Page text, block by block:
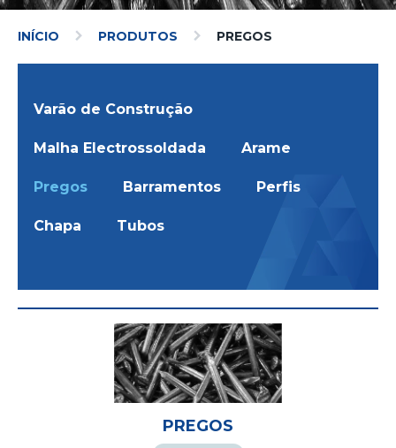
INÍCIO PRODUTOS PREGOS
Varão de Construção
Malha Electrossoldada Arame
Pregos Barramentos Perfis
Chapa Tubos
PREGOS